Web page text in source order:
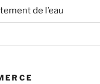
de l’eau